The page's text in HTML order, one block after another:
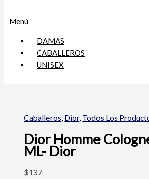
Menú
DAMAS
CABALLEROS
UNISEX
Caballeros, Dior, Todos Los
Dior Homme
ML- Dior
$137